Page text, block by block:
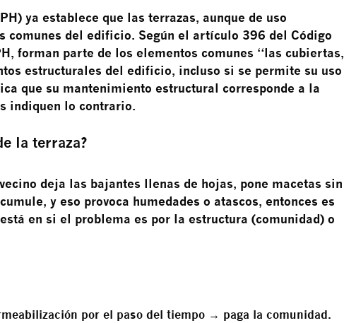
ya establece que las terrazas, aunque de uso
comunes del edificio. Según el artículo 396 del Código
forman parte de los elementos comunes “las cubiertas,
estructurales del edificio, incluso si se permite su uso
que su mantenimiento estructural corresponde a la
indiquen lo contrario.
la terraza?
deja las bajantes llenas de hojas, pone macetas sin
y eso provoca humedades o atascos, entonces es
en si el problema es por la estructura (comunidad) o
por el paso del tiempo → paga la comunidad.